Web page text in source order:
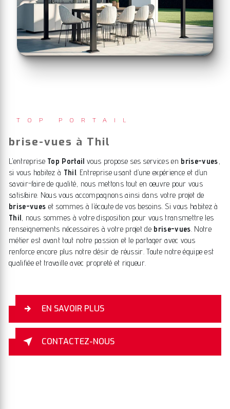
TOP PORTAIL
brise-vues à Thil
L’entreprise Top Portail vous propose ses services en brise-vues,
si vous habitez à Thil. Entreprise usant d’une expérience et d’un
savoir-faire de qualité, nous mettons tout en oeuvre pour vous
satisfaire. Nous vous accompagnons ainsi dans votre projet de
brise-vues et sommes à l’écoute de vos besoins. Si vous habitez à
Thil, nous sommes à votre disposition pour vous transmettre les
renseignements nécessaires à votre projet de brise-vues. Notre
métier est avant tout notre passion et le partager avec vous
renforce encore plus notre désir de réussir. Toute notre équipe est
qualifiée et travaille avec propreté et rigueur.
EN SAVOIR PLUS
CONTACTEZ-NOUS